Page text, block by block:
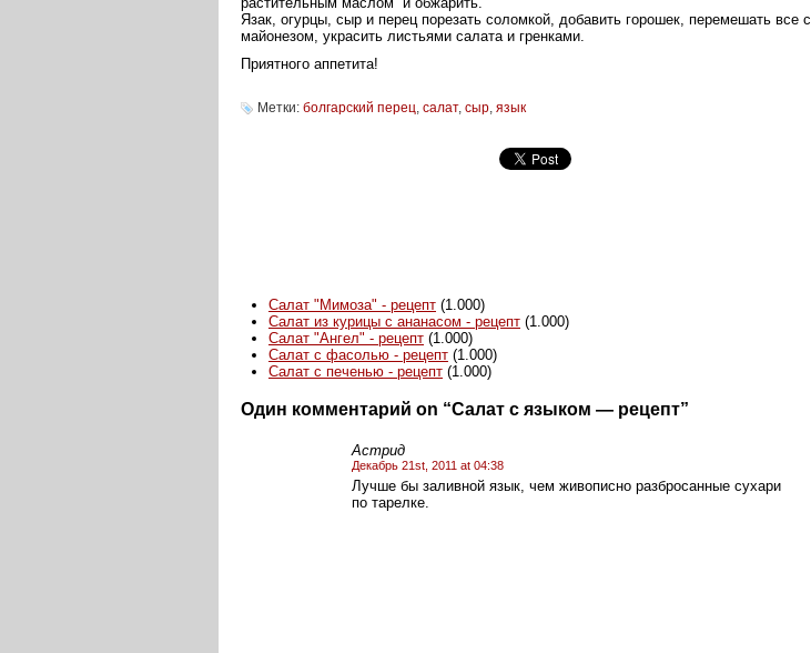
Язак, огурцы, сыр и перец порезать соломкой, добавить горошек, перемешать все с
майонезом, украсить листьями салата и гренками.
Приятного аппетита!
Метки: болгарский перец, салат, сыр, язык
Салат "Мимоза" - рецепт (1.000)
Салат из курицы с ананасом - рецепт (1.000)
Салат "Ангел" - рецепт (1.000)
Салат с фасолью - рецепт (1.000)
Салат с печенью - рецепт (1.000)
Один комментарий on “Салат с языком — рецепт”
Астрид
Декабрь 21st, 2011 at 04:38
Лучше бы заливной язык, чем живописно разбросанные сухари
по тарелке.